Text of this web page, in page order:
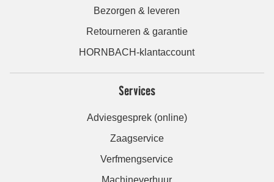
Bezorgen & leveren
Retourneren & garantie
HORNBACH-klantaccount
Services
Adviesgesprek (online)
Zaagservice
Verfmengservice
Machineverhuur